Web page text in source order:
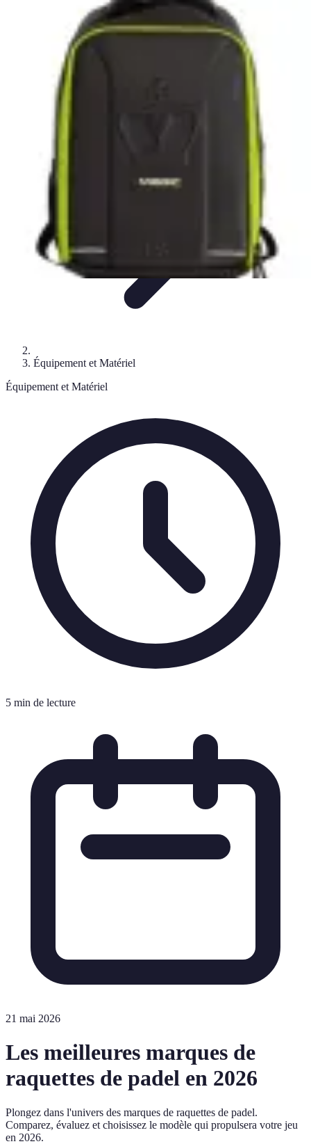
Règles et fondamentauxRègles et Fondamentaux Débuter au
Entraînement et TechniquesTechniques et Stratégies
Tout sur le Padel
Équipement et Matériel
Équipement et Matériel
5 min de lecture
21 mai 2026
Les meilleures marques de
raquettes de padel en 2026
Plongez dans l'univers des marques de raquettes de padel.
Comparez, évaluez et choisissez le modèle qui propulsera votre jeu
en 2026.